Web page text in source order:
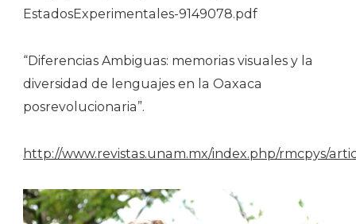
EstadosExperimentales-9149078.pdf
“Diferencias Ambiguas: memorias visuales y la
diversidad de lenguajes en la Oaxaca
posrevolucionaria”.
http://www.revistas.unam.mx/index.php/rmcpys/